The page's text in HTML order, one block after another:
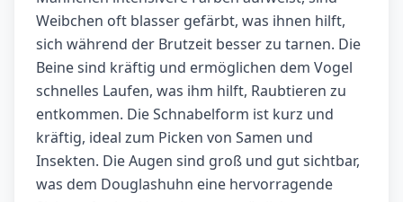
Weibchen oft blasser gefärbt, was ihnen hilft,
sich während der Brutzeit besser zu tarnen. Die
Beine sind kräftig und ermöglichen dem Vogel
schnelles Laufen, was ihm hilft, Raubtieren zu
entkommen. Die Schnabelform ist kurz und
kräftig, ideal zum Picken von Samen und
Insekten. Die Augen sind groß und gut sichtbar,
was dem Douglashuhn eine hervorragende